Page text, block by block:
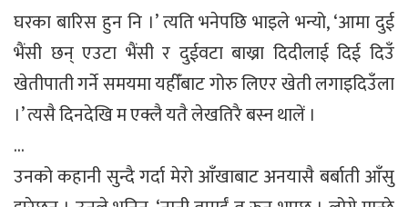
घरका बारिस हुन नि ।’ त्यति भनेपछि भाइले भन्यो, ‘आमा दुई
भैंसी छन् एउटा भैंसी र दुईवटा बाख्रा दिदीलाई दिई दिउँ
खेतीपाती गर्ने समयमा यहीँबाट गोरु लिएर खेती लगाइदिउँला
।’ त्यसै दिनदेखि म एक्लै यतै लेखतिरै बस्न थालें ।
…
उनको कहानी सुन्दै गर्दा मेरो आँखाबाट अनयासै बर्बाती आँसु